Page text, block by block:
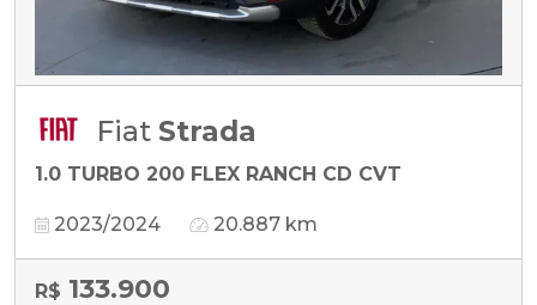
Fiat Strada
1.0 TURBO 200 FLEX RANCH CD CVT
2023/2024 20.887 km
R$ 133.900